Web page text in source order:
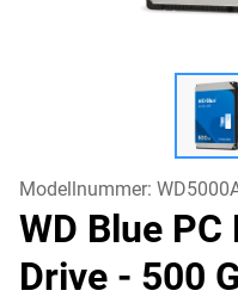
Modellnummer:
WD Blue
Drive - 500